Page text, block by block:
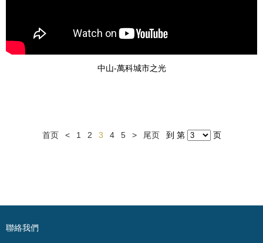
中山-萬科城市之光
首页 < 1 2 3 4 5 > 尾页 到 第 页
聯絡我們